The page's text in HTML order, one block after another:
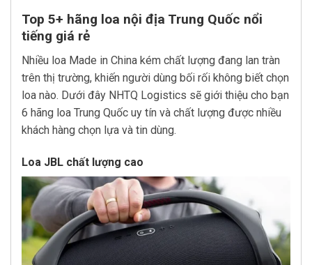
Top 5+ hãng loa nội địa Trung Quốc nổi
tiếng giá rẻ
Nhiều loa Made in China kém chất lượng đang lan tràn
trên thị trường, khiến người dùng bối rối không biết chọn
loa nào. Dưới đây NHTQ Logistics sẽ giới thiệu cho bạn
6 hãng loa Trung Quốc uy tín và chất lượng được nhiều
khách hàng chọn lựa và tin dùng.
Loa JBL chất lượng cao